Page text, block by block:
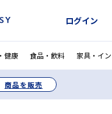
ログイン
健康 食品・飲料 家具・イ
商品を販売